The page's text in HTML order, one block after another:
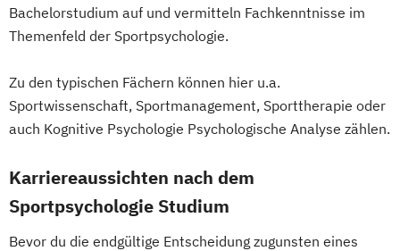
Bachelorstudium auf und vermitteln Fachkenntnisse im
Themenfeld der Sportpsychologie.
Zu den typischen Fächern können hier u.a.
Sportwissenschaft, Sportmanagement, Sporttherapie oder
auch Kognitive Psychologie Psychologische Analyse zählen.
Karriereaussichten nach dem
Sportpsychologie Studium
Bevor du die endgültige Entscheidung zugunsten eines